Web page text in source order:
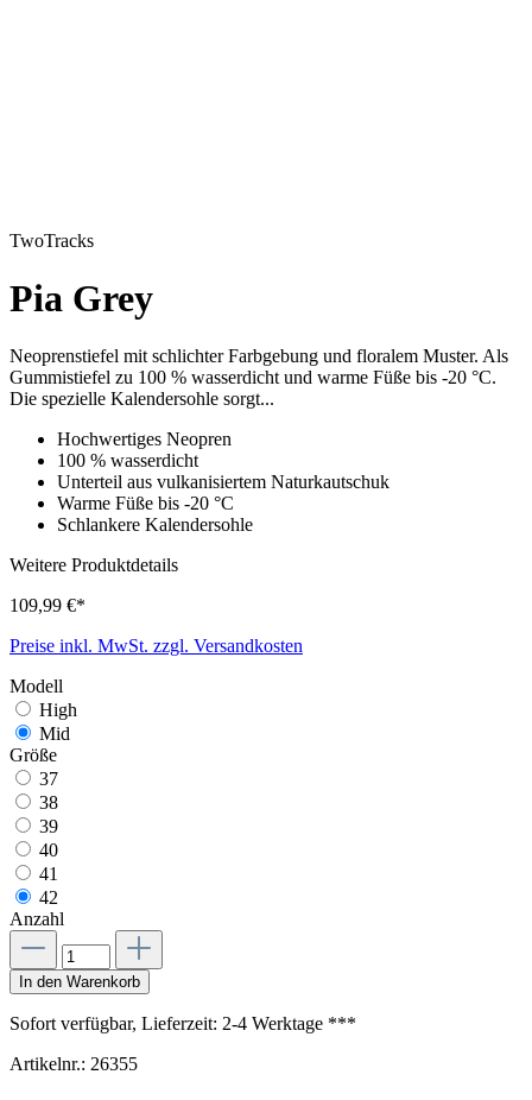
TwoTracks
Pia Grey
Neoprenstiefel mit schlichter Farbgebung und floralem Muster. Als
Gummistiefel zu 100 % wasserdicht und warme Füße bis -20 °C.
Die spezielle Kalendersohle sorgt...
Hochwertiges Neopren
100 % wasserdicht
Unterteil aus vulkanisiertem Naturkautschuk
Warme Füße bis -20 °C
Schlankere Kalendersohle
Weitere Produktdetails
109,99 €*
Preise inkl. MwSt. zzgl. Versandkosten
Modell
High
Mid
Größe
37
38
39
40
41
42
Anzahl
In den Warenkorb
Sofort verfügbar, Lieferzeit: 2-4 Werktage ***
Artikelnr.: 26355